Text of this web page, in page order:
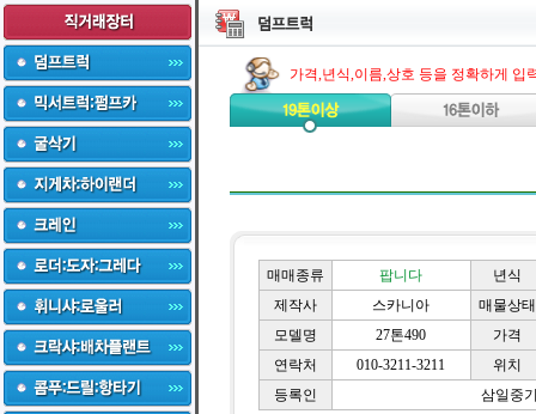
가격,년식,이름,상호 등을 정확하게 입
매매종류 팝니다
년식
제작사
스카니아
매물상태
모델명
27톤490
가격
연락처
010-3211-3211
위치
등록인
삼일중